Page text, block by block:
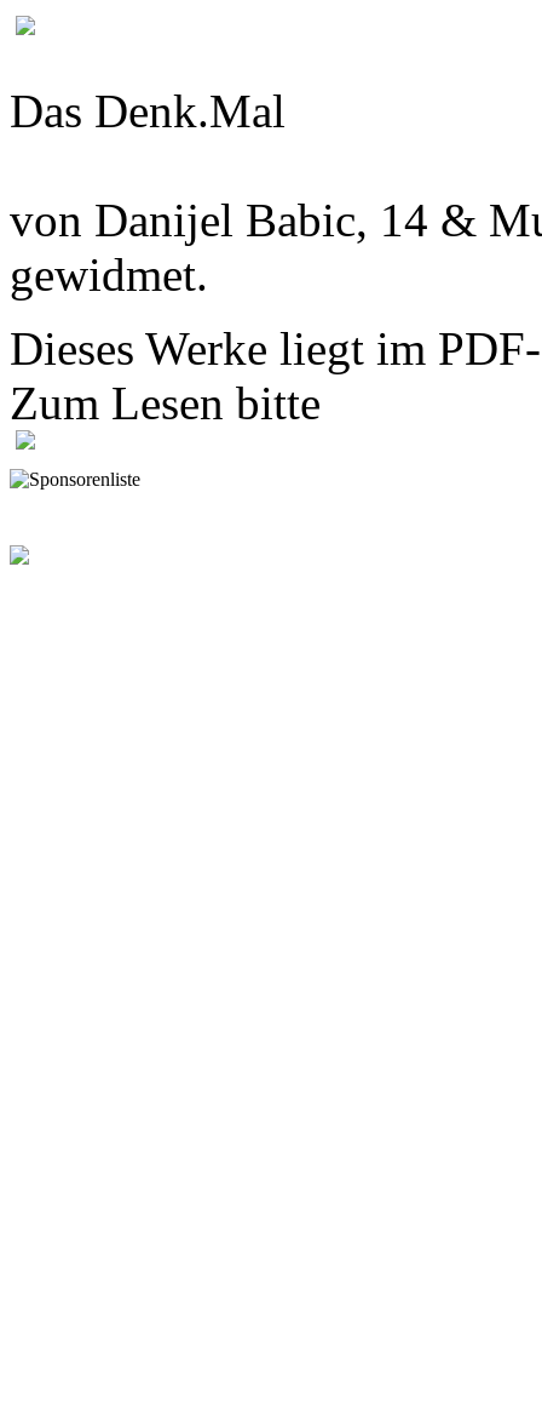
Das Denk.Mal
von Danijel Babic, 14 &
gewidmet.
Dieses Werke liegt im
Zum Lesen bitte